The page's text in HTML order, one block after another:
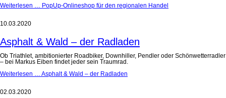
Weiterlesen … PopUp-Onlineshop für den regionalen Handel
10.03.2020
Asphalt & Wald – der Radladen
Ob Triathlet, ambitionierter Roadbiker, Downhiller, Pendler oder Schönwetterradler
– bei Markus Eiben findet jeder sein Traumrad.
Weiterlesen … Asphalt & Wald – der Radladen
02.03.2020